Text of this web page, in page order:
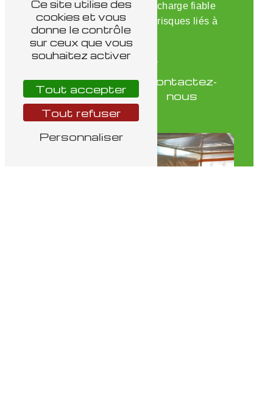
assurant une prise en charge fiable
et professionnelle des risques liés à
l'amiante.
savoir
plus
Contactez-
nous
Ce site utilise des
cookies et vous
donne le contrôle
sur ceux que vous
souhaitez activer
Tout accepter
Tout refuser
Personnaliser